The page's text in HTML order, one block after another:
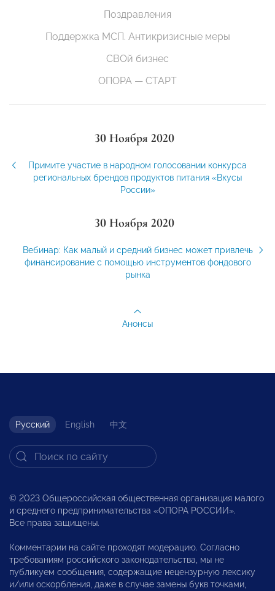
Поздравления
Поддержка МСП. Антикризисные меры
СВОй бизнес
ОПОРА — СТАРТ
30 Ноября 2020
Примите участие в народном голосовании конкурса
региональных брендов продуктов питания «Вкусы
России»
30 Ноября 2020
Вебинар: Как малый и средний бизнес может привлечь
финансирование с помощью инструментов фондового
рынка
Анонсы
Русский English 中文
© 2023 Общероссийская общественная организация малого
и среднего предпринимательства «ОПОРА РОССИИ».
Все права защищены.
Комментарии на сайте проходят модерацию. Согласно
требованиям российского законодательства, мы не
публикуем сообщения, содержащие нецензурную лексику
и/или оскорбления, даже в случае замены букв точками,